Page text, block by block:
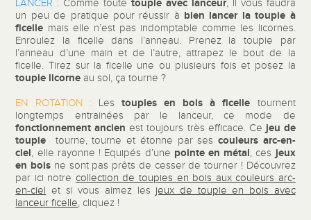
LANCER : Comme toutetoupie avec lanceur, il vous faudra
un peu de pratique pour réussir à bien lancer la toupie à
ficelle mais elle n’est pas indomptable comme les licornes.
Enroulez la ficelle dans l’anneau. Prenez la toupie par
l’anneau d’une main et de l’autre, attrapez le bout de la
ficelle. Tirez sur la ficelle une ou plusieurs fois et posez la
toupie licorne au sol, ça tourne ?
EN ROTATION :Les toupies en bois à ficelle tournent
longtemps entrainées par le lanceur, ce mode de
fonctionnement ancien est toujours très efficace. Ce jeu de
toupie
tourne, tourne et étonne par ses couleurs arc-en-
ciel, elle rayonne ! Equipés d’une pointe en métal, ces jeux
en bois ne sont pas prêts de cesser de tourner ! Découvrez
par ici notre collection de toupies en bois aux couleurs arc-
en-ciel et si vous aimez les jeux de toupie en bois avec
lanceur ficelle, cliquez !